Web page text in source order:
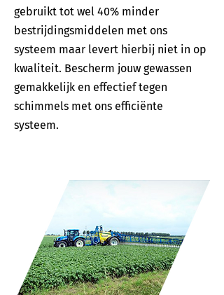
gebruikt tot wel 40% minder
bestrijdingsmiddelen met ons
systeem maar levert hierbij niet in op
kwaliteit. Bescherm jouw gewassen
gemakkelijk en effectief tegen
schimmels met ons efficiënte
systeem.